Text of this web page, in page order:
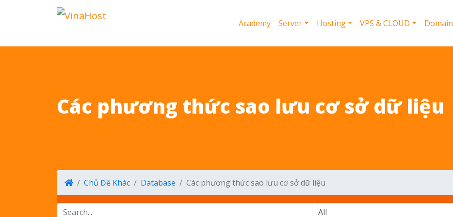
Academy Server Hosting VPS & CLOUD Domain
Các phương thức sao lưu cơ sở dữ liệu
Chủ Đề Khác Database Các phương thức sao lưu cơ sở dữ liệu